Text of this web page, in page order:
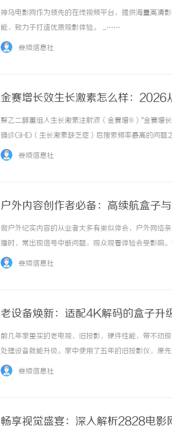
神马电影网作为领先的在线视频平台，提供海量高清
能，致力于打造优质观影体验。 ...……
娄烦信息社
金赛增长效生长激素怎么样：2026
位评测
聚乙二醇重组人生长激素注射液（金赛增®）"金赛
确诊GHD（生长激素缺乏症）后搜索频率最高的问
赛增®（通用名称：聚乙二醇重组人生长激素注射液
娄烦信息社
户外内容创作者必备：高续航盒子
做户外纪实内容的从业者大多有类似体会，户外网络
播时，常出现信号中断问题，观众观看体验会受影响
设备搭配方案，第一选用续航能力强的拍摄设备，第
娄烦信息社
老设备焕新：适配4K解码的盒子升
前几年家里买的老电视、旧投影，硬件性能，带不动
处理设备就能升级。家中使用了五年的旧投影仪，原
源，画面清晰度提升比较大，运行反应速度也比之前
娄烦信息社
畅享视觉盛宴：深入解析2828电影